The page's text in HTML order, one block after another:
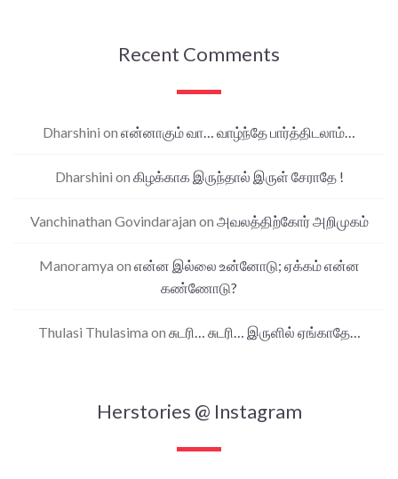
Recent Comments
Dharshini on என்னாகும் வா… வாழ்ந்தே பார்த்திடலாம்…
Dharshini on கிழக்காக இருந்தால் இருள் சேராதே !
Vanchinathan Govindarajan on அவலத்திற்கோர் அறிமுகம்
Manoramya on என்ன இல்லை உன்னோடு; ஏக்கம் என்ன
கண்ணோடு?
Thulasi Thulasima on சுடரி… சுடரி… இருளில் ஏங்காதே…
Herstories @ Instagram